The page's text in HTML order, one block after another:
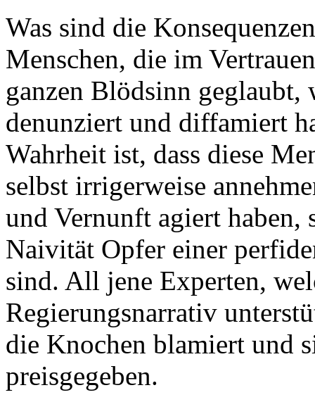
Was sind die
Menschen, die im
ganzen Blödsinn
denunziert und diffamiert
Wahrheit ist, dass diese
selbst irrigerweise
und Vernunft agiert
Naivität Opfer einer
sind. All jene Experten,
Regierungsnarrativ
die Knochen blamiert und
preisgegeben.